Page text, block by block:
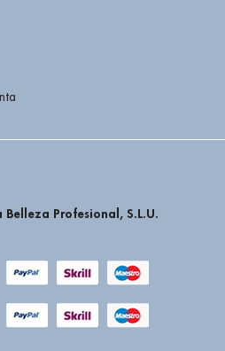
Belleza Profesional, S.L.U.